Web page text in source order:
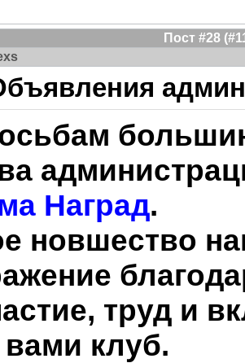
Пост #28
Наград.
новшество
труд и
клуб.